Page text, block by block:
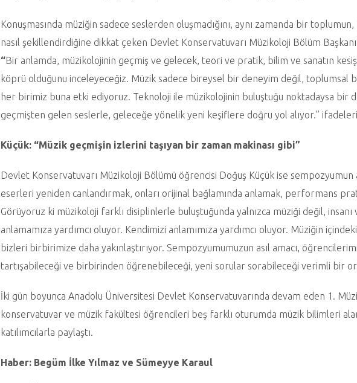
Konuşmasında müziğin sadece seslerden oluşmadığını, aynı zamanda bir
nasıl şekillendirdiğine dikkat çeken Devlet Konservatuvarı Müzikoloji Bölüm Başkanı
“Bir anlamda, müzikolojinin geçmiş ve gelecek, teori ve pratik, bilim ve sanatın
köprü olduğunu inceleyeceğiz. Müzik sadece bireysel bir deneyim değil, toplumsal
her birimiz buna etki ediyoruz. Teknoloji ile müzikolojinin buluştuğu noktadaysa bir
geçmişten gelen seslerle, geleceğe yönelik yeni keşiflere doğru yol alıyor.”
Küçük: “Müzik geçmişin izlerini taşıyan bir zaman makinası gibi”
Devlet Konservatuvarı Müzikoloji Bölümü öğrencisi Doğuş Küçük ise sempozyumun
eserleri yeniden canlandırmak, onları orijinal bağlamında anlamak, performans
Görüyoruz ki müzikoloji farklı disiplinlerle buluştuğunda yalnızca müziği değil,
anlamamıza yardımcı oluyor. Kendimizi anlamımıza yardımcı oluyor. Müziğin
bizleri birbirimize daha yakınlaştırıyor. Sempozyumumuzun asıl amacı,
tartışabileceği ve birbirinden öğrenebileceği, yeni sorular sorabileceği verimli bir
İki gün boyunca Anadolu Üniversitesi Devlet Konservatuvarında devam eden 1.
konservatuvar ve müzik fakültesi öğrencileri beş farklı oturumda müzik bilimleri
katılımcılarla paylaştı.
Haber: Begüm İlke Yılmaz ve Sümeyye Karaul